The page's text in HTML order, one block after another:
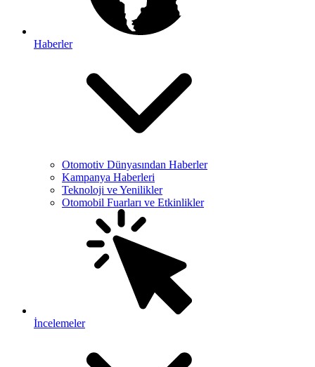
Haberler
Otomotiv Dünyasından Haberler
Kampanya Haberleri
Teknoloji ve Yenilikler
Otomobil Fuarları ve Etkinlikler
İncelemeler